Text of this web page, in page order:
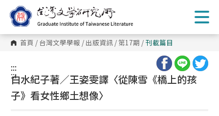
到
主
內
容 首頁 / 台灣文學學報 / 出版資訊 / 第17期 / 刊載篇目
:::
:::
白水紀子著／王姿雯譯〈從陳雪《橋上的孩
子》看女性鄉土想像〉